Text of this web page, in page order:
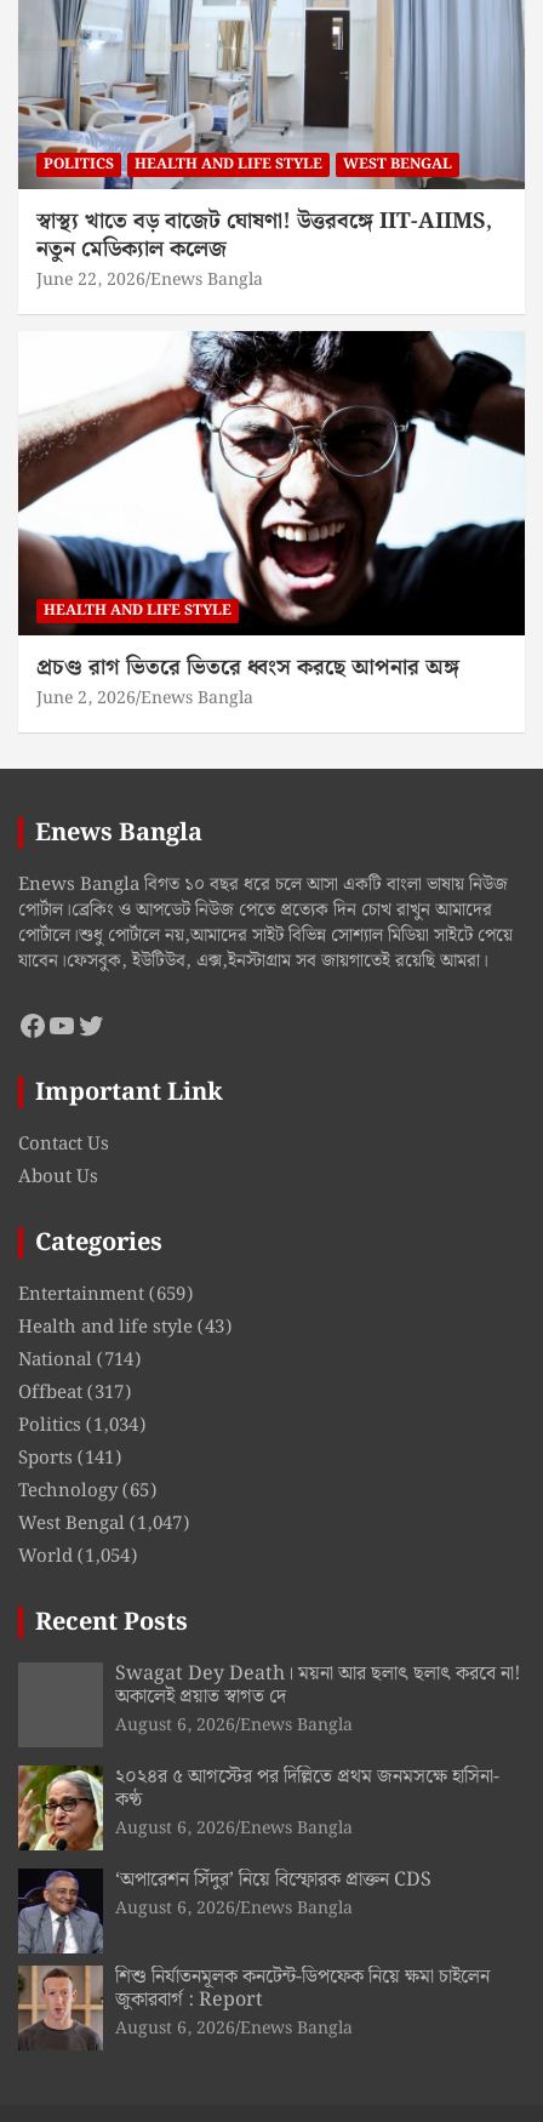
POLITICS HEALTH AND LIFE STYLE WEST BENGAL
স্বাস্থ্য খাতে বড় বাজেট ঘোষণা! উত্তরবঙ্গে IIT-AIIMS,
নতুন মেডিক্যাল কলেজ
June 22, 2026 Enews Bangla
HEALTH AND LIFE STYLE
প্রচণ্ড রাগ ভিতরে ভিতরে ধ্বংস করছে আপনার অঙ্গ
June 2, 2026 Enews Bangla
Enews Bangla
Enews Bangla বিগত ১০ বছর ধরে চলে আসা একটি বাংলা ভাষায় নিউজ
পোর্টাল।ব্রেকিং ও আপডেট নিউজ পেতে প্রত্যেক দিন চোখ রাখুন আমাদের
পোর্টালে।শুধু পোর্টালে নয়,আমাদের সাইট বিভিন্ন সোশ্যাল মিডিয়া সাইটে পেয়ে
যাবেন।ফেসবুক, ইউটিউব, এক্স,ইনস্টাগ্রাম সব জায়গাতেই রয়েছি আমরা।
Facebook
YouTube
Twitter
Important Link
Contact Us
About Us
Categories
Entertainment(659)
Health and life style(43)
National(714)
Offbeat(317)
Politics (1,034)
Sports (141)
Technology(65)
West Bengal(1,047)
World(1,054)
Recent Posts
Swagat Dey Death। ময়না আর ছলাৎ ছলাৎ করবে না!
অকালেই প্রয়াত স্বাগত দে
August 6, 2026 Enews Bangla
২০২৪র ৫ আগস্টের পর দিল্লিতে প্রথম জনমসক্ষে হাসিনা-
কণ্ঠ
August 6, 2026 Enews Bangla
‘অপারেশন সিঁদুর’ নিয়ে বিস্ফোরক প্রাক্তন CDS
August 6, 2026 Enews Bangla
শিশু নির্যাতনমূলক কনটেন্ট-ডিপফেক নিয়ে ক্ষমা চাইলেন
জুকারবার্গ : Report
August 6, 2026 Enews Bangla